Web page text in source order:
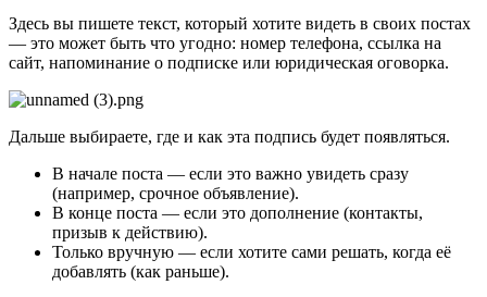
Здесь вы пишете текст, который хотите видеть в своих постах
— это может быть что угодно: номер телефона, ссылка на
сайт, напоминание о подписке или юридическая оговорка.
Дальше выбираете, где и как эта подпись будет появляться.
В начале поста — если это важно увидеть сразу
(например, срочное объявление).
В конце поста — если это дополнение (контакты,
призыв к действию).
Только вручную — если хотите сами решать, когда её
добавлять (как раньше).